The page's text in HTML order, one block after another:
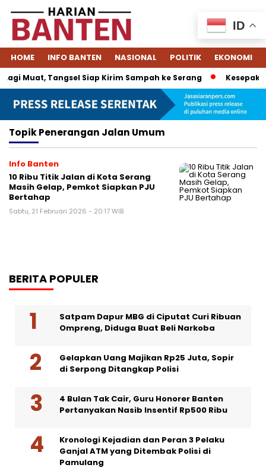
HOME INFO BANTEN NASIONAL POLITIK EKONOMI
Muat, Tangsel Siap Kirim Sampah ke Serang
TopikPenerangan Jalan Umum
Info Banten
10 Ribu Titik Jalan di Kota Serang
Masih Gelap, Pemkot Siapkan PJU
Bertahap
Sabtu, 21 Februari 2026 - 20:17 WIB
BERITA POPULER
Satpam Dapur MBG di Ciputat Curi Ribuan
Ompreng, Diduga Buat Beli Narkoba
Gelapkan Uang Majikan Rp25 Juta, Sopir
di Serpong Ditangkap Polisi
4 Bulan Tak Cair, Guru Honorer Banten
Pertanyakan Nasib Insentif Rp500 Ribu
Kronologi Kejadian dan Peran 3 Pelaku
Ganjal ATM yang Ditembak Polisi di
Pamulang
ID